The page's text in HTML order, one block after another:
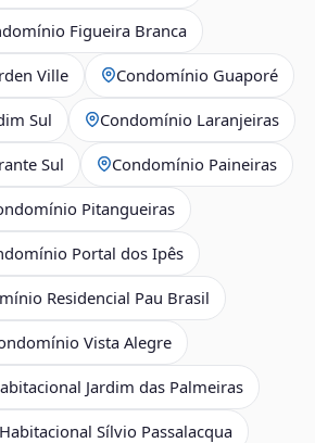
Figueira Branca
Ville Condomínio Guaporé
Sul Condomínio Laranjeiras
Sul Condomínio Paineiras
Pitangueiras
Portal dos Ipês
Residencial Pau Brasil
Vista Alegre
Jardim das Palmeiras
Sílvio Passalacqua